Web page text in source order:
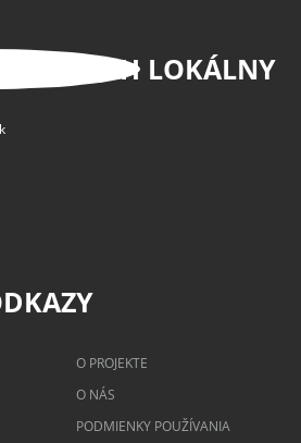
LOKÁLNY
O PROJEKTE
O NÁS
PODMIENKY POUŽÍVANIA